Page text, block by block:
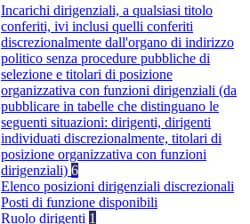
Incarichi dirigenziali, a qualsiasi titolo
conferiti, ivi inclusi quelli conferiti
discrezionalmente dall'organo di indirizzo
politico senza procedure pubbliche di
selezione e titolari di posizione
organizzativa con funzioni dirigenziali (da
pubblicare in tabelle che distinguano le
seguenti situazioni: dirigenti, dirigenti
individuati discrezionalmente, titolari di
posizione organizzativa con funzioni
dirigenziali) 6
Elenco posizioni dirigenziali discrezionali
Posti di funzione disponibili
Ruolo dirigenti 1